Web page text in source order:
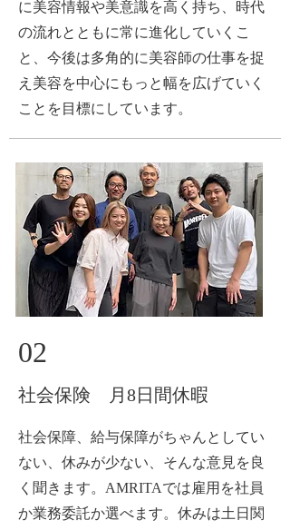
に美容情報や美意識を高く持ち、時代
の流れとともに常に進化していくこ
と、今後は多角的に美容師の仕事を捉
え美容を中心にもっと幅を広げていく
ことを目標にしています。
02
社会保険 月8日間休暇
社会保障、給与保障がちゃんとしてい
ない、休みが少ない、そんな意見を良
く聞きます。AMRITAでは雇用を社員
か業務委託か選べます。休みは土日関